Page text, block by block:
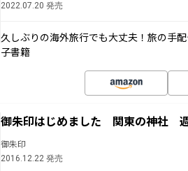
2022.07.20 発売
久しぶりの海外旅行でも大丈夫！旅の手
子書籍
御朱印はじめました 関東の神社
御朱印
2016.12.22 発売